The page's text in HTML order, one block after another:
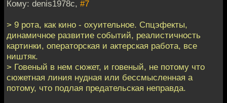
Кому: denis1978c, #7
> 9 рота, как кино - охуительное. Спцэфекты,
динамичное развитие событий, реалистичность
картинки, операторская и актерская работа, все
ништяк.
> Говеный в нем сюжет, и говеный, не потому что
сюжетная линия нудная или бессмысленная а
потому, что подлая предательская неправда.